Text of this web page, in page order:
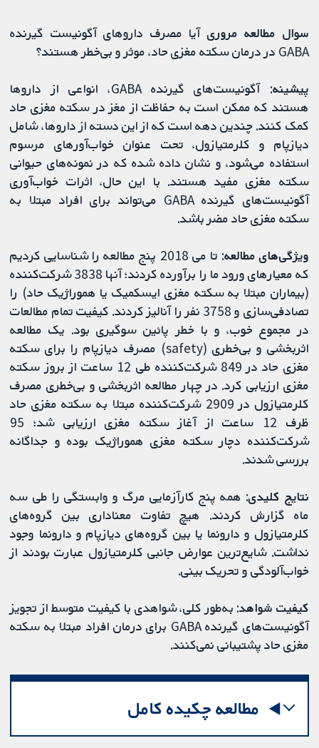
سوال مطالعه مروریآیا مصرف داروهای آگونیست گیرنده
GABA در درمان سکته مغزی حاد، موثر و بی‌خطر هستند؟
پیشینه
: آگونیست‌های گیرنده GABA، انواعی از داروها
هستند که ممکن است به حفاظت از مغز در سکته مغزی حاد
کمک کنند. چندین دهه است که از این دسته از داروها، شامل
دیازپام و کلرمتیازول، تحت عنوان خواب‌آورهای مرسوم
استفاده می‌شود، و نشان داده شده که در نمونه‌های حیوانی
سکته مغزی مفید هستند. با این حال، اثرات خواب‌آوری
آگونیست‌های گیرنده GABA می‌تواند برای افراد مبتلا به
سکته مغزی حاد مضر باشد.
ویژگی‌های مطالعه
: تا می 2018 پنج مطالعه را شناسایی کردیم
که معیارهای ورود ما را برآورده کردند؛ آنها 3838 شرکت‌کننده
(بیماران مبتلا به سکته مغزی ایسکمیک یا هموراژیک حاد) را
تصادفی‌سازی و 3758 نفر را آنالیز کردند. کیفیت تمام مطالعات
در مجموع خوب، و با خطر پائین سوگیری بود. یک مطالعه
اثربخشی و بی‌خطری (safety) مصرف دیازپام را برای سکته
مغزی حاد در 849 شرکت‌کننده طی 12 ساعت از بروز سکته
مغزی ارزیابی کرد. در چهار مطالعه اثربخشی و بی‌خطری مصرف
کلرمتیازول در 2909 شرکت‌کننده مبتلا به سکته مغزی حاد
ظرف 12 ساعت از آغاز سکته مغزی ارزیابی شد؛ 95
شرکت‌کننده دچار سکته مغزی هموراژیک بوده و جداگانه
بررسی شدند.
نتایج کلیدی: همه پنج کارآزمایی مرگ و وابستگی را طی سه
ماه گزارش کردند. هیچ تفاوت معناداری بین گروه‌های
کلرمتیازول و دارونما یا بین گروه‌های دیازپام و دارونما وجود
نداشت. شایع‌ترین عوارض جانبی کلرمتیازول عبارت بودند از
خواب‌آلودگی و تحریک بینی.
کیفیت شواهد: به‌طور کلی، شواهدی با کیفیت متوسط از تجویز
آگونیست‌های گیرنده GABA برای درمان افراد مبتلا به سکته
مغزی حاد پشتیبانی نمی‌کنند.
مطالعه چکیده کامل